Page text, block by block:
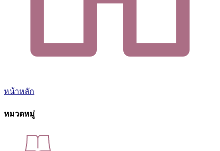
หน้าหลัก
หมวดหมู่